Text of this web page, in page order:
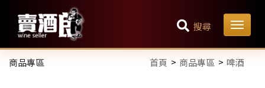
搜尋
商品專區 首頁 商品專區 啤酒